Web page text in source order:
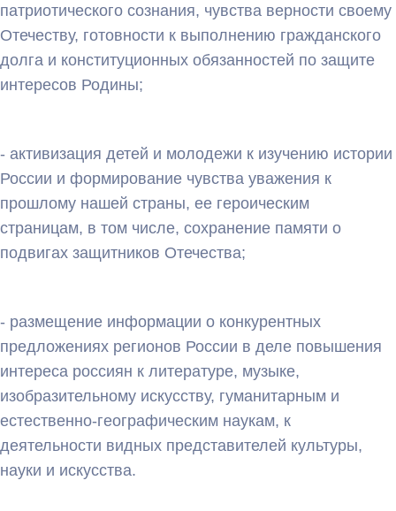
патриотического сознания, чувства верности своему
Отечеству, готовности к выполнению гражданского
долга и конституционных обязанностей по защите
интересов Родины;
- активизация детей и молодежи к изучению истории
России и формирование чувства уважения к
прошлому нашей страны, ее героическим
страницам, в том числе, сохранение памяти о
подвигах защитников Отечества;
- размещение информации о конкурентных
предложениях регионов России в деле повышения
интереса россиян к литературе, музыке,
изобразительному искусству, гуманитарным и
естественно-географическим наукам, к
деятельности видных представителей культуры,
науки и искусства.